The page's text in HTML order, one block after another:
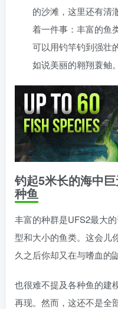
的沙滩，这里还有清
着一件事：丰富的鱼
可以用钓竿钓到强壮
如说美丽的翱翔蓑鲉。
钓起5米长的海中
种鱼
丰富的种群是UFS2最大
型和大小的鱼类。这会儿
久之后你却又在与嗜血的
也很难不提及各种鱼的建
再现。然而，这还不是全